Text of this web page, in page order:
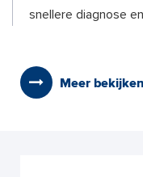
snellere diagnose
Meer bekijken